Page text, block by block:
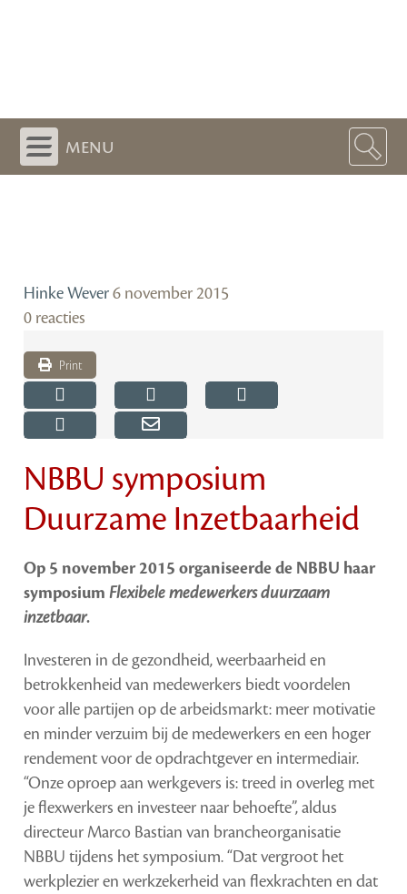
menu
Hinke Wever6 november 2015
0 reacties
Print
NBBU symposium
Duurzame Inzetbaarheid
Op 5 november 2015 organiseerde de NBBU haar
symposiumFlexibele medewerkers duurzaam
inzetbaar.
Investeren in de gezondheid, weerbaarheid en
betrokkenheid van medewerkers biedt voordelen
voor alle partijen op de arbeidsmarkt: meer motivatie
en minder verzuim bij de medewerkers en een hoger
rendement voor de opdrachtgever en intermediair.
“Onze oproep aan werkgevers is: treed in overleg met
je flexwerkers en investeer naar behoefte”, aldus
directeur Marco Bastian van brancheorganisatie
NBBU tijdens het symposium. “Dat vergroot het
werkplezier en werkzekerheid van flexkrachten en dat